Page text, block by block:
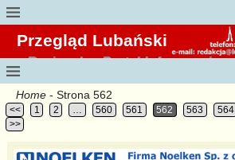
Przegląd Lubański
Regionalny Portal Informacyjny
Home - Strona 562
<< 1 2 … 560 561 562 563 564
>>